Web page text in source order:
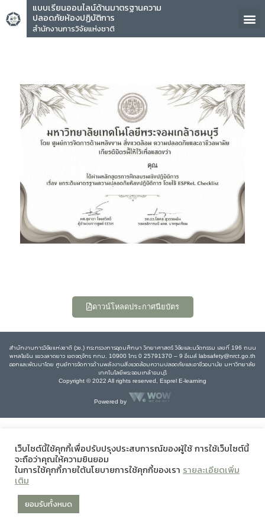
แบบเรียนออนไลน์ด้านมาตรฐานความ
ปลอดภัยห้องปฏิบัติการ
สำนักงานการวิจัยแห่งชาติ
คุณ
ดาวน์โหลดประกาศนียบัตร
สำนักงานการวิจัยแห่งชาติ (วช.) กระทรวงการอุดมศึกษา วิทยาศาสตร์ วิจัยและนวัตกรรม เลขที่ 196 ถนน
พหลโยธิน แขวงลาดยาว เขตจตุจักร กทม. 10900 โทร 0 25791370 – 9 อีเมล์ labsafety@nrct.go.th
ออกและพัฒนาโดย ศูนย์การจัดการด้านพลังงานสิ่งแวดล้อมความปลอดภัยและอาชีวอนามัย มหาวิทยาลัย
เทคโนโลยีพระจอมเกล้าธนบุรี
Copyright © 2022 All rights reserved, Esprel E-learning
Powered by
เว็บไซต์นี้ใช้คุกกี้เพื่อปรับปรุงประสบการณ์ของผู้ใช้ การใช้เว็บไซต์นี้
จะถือว่าคุณให้ความยินยอม
ในการใช้คุกกี้ภายใต้นโยบายการใช้คุกกี้ของเรา รายละเอียดเพิ่ม
เติม
ยอมรับทั้งหมด